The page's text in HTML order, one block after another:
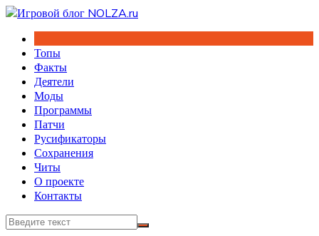
Перейти
содержимому
Топы
Факты
Деятели
Моды
Программы
Патчи
Русификаторы
Сохранения
Читы
О проекте
Контакты